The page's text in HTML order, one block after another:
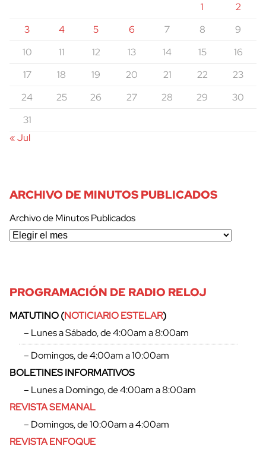
cerrar
1
2
3
4 5 6 7 8
9
10
11 12 13 14 15
16
17
18 19 20 21 22
23
24
25 26 27 28 29
30
31
« Jul
ARCHIVO DE MINUTOS PUBLICADOS
Archivo de Minutos Publicados
PROGRAMACIÓN DE RADIO RELOJ
MATUTINO (NOTICIARIO ESTELAR)
– Lunes a Sábado, de 4:00am a 8:00am
– Domingos, de 4:00am a 10:00am
BOLETINES INFORMATIVOS
– Lunes a Domingo, de 4:00am a 8:00am
REVISTA SEMANAL
– Domingos, de 10:00am a 4:00am
REVISTA ENFOQUE